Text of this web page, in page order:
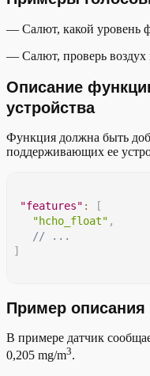
— Салют, какой уровень
— Салют, проверь воздух
Описание
устройства
Функция должна быть
поддерживающих ее
"features" :
[
"hcho_float" ,
// ...
]
Пример
В примере датчик
0,205 mg/m3.